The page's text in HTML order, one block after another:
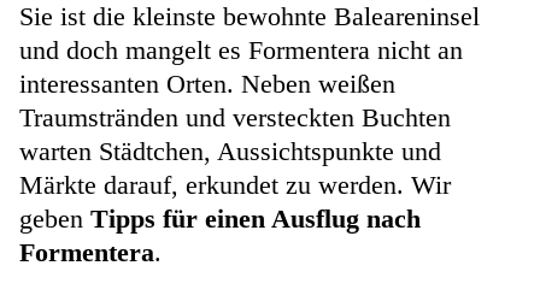
Sie ist die kleinste bewohnte Baleareninsel
und doch mangelt es Formentera nicht an
interessanten Orten. Neben weißen
Traumstränden und versteckten Buchten
warten Städtchen, Aussichtspunkte und
Märkte darauf, erkundet zu werden. Wir
geben Tipps für einen Ausflug nach
Formentera.